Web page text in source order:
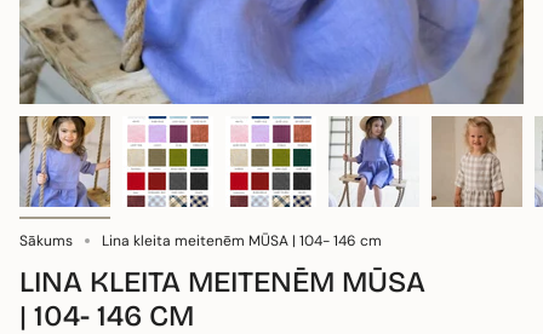
Sākums Lina kleita meitenēm MŪSA | 104- 146 cm
LINA KLEITA MEITENĒM MŪSA
| 104- 146 CM